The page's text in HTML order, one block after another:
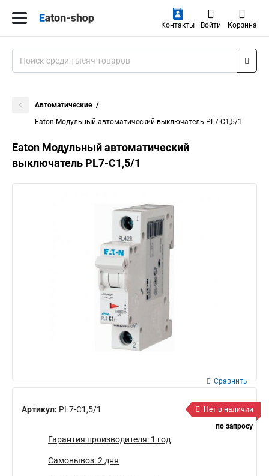
Контакты Войти Корзина
Автоматические
Eaton Модульный автоматический выключатель PL7-C1,5/1
Eaton Модульный автоматический
выключатель PL7-C1,5/1
Артикул: PL7-C1,5/1
Сравнить
Нет в наличии
по запросу
Гарантия производителя: 1 год
Самовывоз: 2 дня